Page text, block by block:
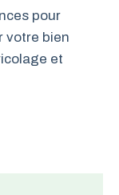
pour
votre bien
et